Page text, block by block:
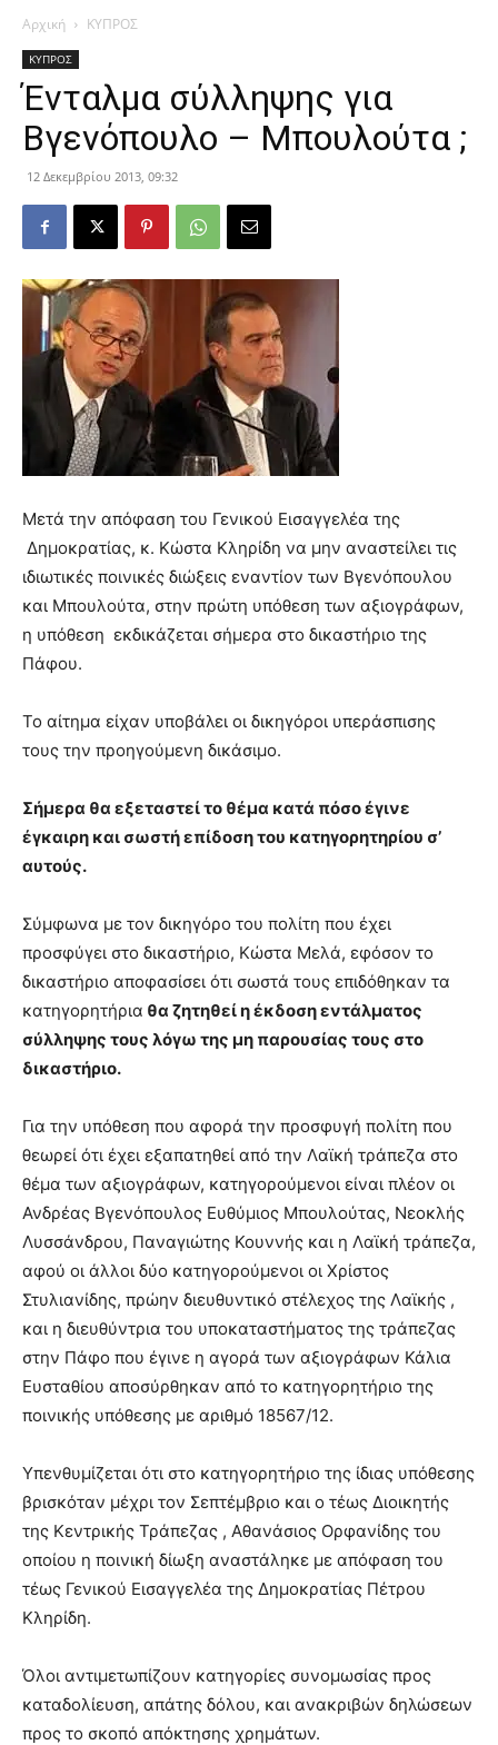
Αρχική ΚΥΠΡΟΣ
ΚΥΠΡΟΣ
Ένταλμα σύλληψης για
Βγενόπουλο – Μπουλούτα ;
12 Δεκεμβρίου 2013, 09:32
Μετά την απόφαση του Γενικού Εισαγγελέα της
Δημοκρατίας, κ. Κώστα Κληρίδη να μην αναστείλει τις
ιδιωτικές ποινικές διώξεις εναντίον των Βγενόπουλου
και Μπουλούτα, στην πρώτη υπόθεση των αξιογράφων,
η υπόθεση εκδικάζεται σήμερα στο δικαστήριο της
Πάφου.
Το αίτημα είχαν υποβάλει οι δικηγόροι υπεράσπισης
τους την προηγούμενη δικάσιμο.
Σήμερα θα εξεταστεί το θέμα κατά πόσο έγινε
έγκαιρη και σωστή επίδοση του κατηγορητηρίου σ’
αυτούς.
Σύμφωνα με τον δικηγόρο του πολίτη που έχει
προσφύγει στο δικαστήριο, Κώστα Μελά, εφόσον το
δικαστήριο αποφασίσει ότι σωστά τους επιδόθηκαν τα
κατηγορητήρια θα ζητηθεί η έκδοση εντάλματος
σύλληψης τους λόγω της μη παρουσίας τους στο
δικαστήριο.
Για την υπόθεση που αφορά την προσφυγή πολίτη που
θεωρεί ότι έχει εξαπατηθεί από την Λαϊκή τράπεζα στο
θέμα των αξιογράφων, κατηγορούμενοι είναι πλέον οι
Ανδρέας Βγενόπουλος Ευθύμιος Μπουλούτας, Νεοκλής
Λυσσάνδρου, Παναγιώτης Κουννής και η Λαϊκή τράπεζα,
αφού οι άλλοι δύο κατηγορούμενοι οι Χρίστος
Στυλιανίδης, πρώην διευθυντικό στέλεχος της Λαϊκής ,
και η διευθύντρια του υποκαταστήματος της τράπεζας
στην Πάφο που έγινε η αγορά των αξιογράφων Κάλια
Ευσταθίου αποσύρθηκαν από το κατηγορητήριο της
ποινικής υπόθεσης με αριθμό 18567/12.
Υπενθυμίζεται ότι στο κατηγορητήριο της ίδιας υπόθεσης
βρισκόταν μέχρι τον Σεπτέμβριο και ο τέως Διοικητής
της Κεντρικής Τράπεζας , Αθανάσιος Ορφανίδης του
οποίου η ποινική δίωξη αναστάληκε με απόφαση του
τέως Γενικού Εισαγγελέα της Δημοκρατίας Πέτρου
Κληρίδη.
Όλοι αντιμετωπίζουν κατηγορίες συνομωσίας προς
καταδολίευση, απάτης δόλου, και ανακριβών δηλώσεων
προς το σκοπό απόκτησης χρημάτων.